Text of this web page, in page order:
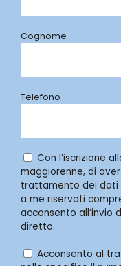
Cognome
Telefono
Con l’iscrizione
maggiorenne, di
trattamento dei dati
a me riservati
acconsento all’invio
diretto.
Acconsento al